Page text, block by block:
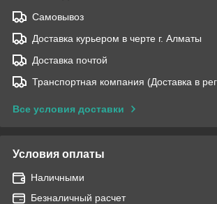
Самовывоз
Доставка курьером в черте г. Алматы
Доставка почтой
Транспортная компания (Доставка в
Все условия доставки
Условия оплаты
Наличными
Безналичный расчет